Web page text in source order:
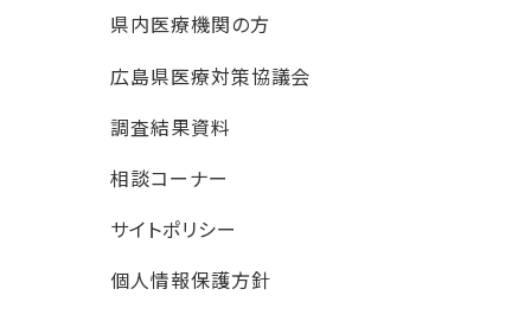
県内医療機関の方
広島県医療対策協議会
調査結果資料
相談コーナー
サイトポリシー
個人情報保護方針